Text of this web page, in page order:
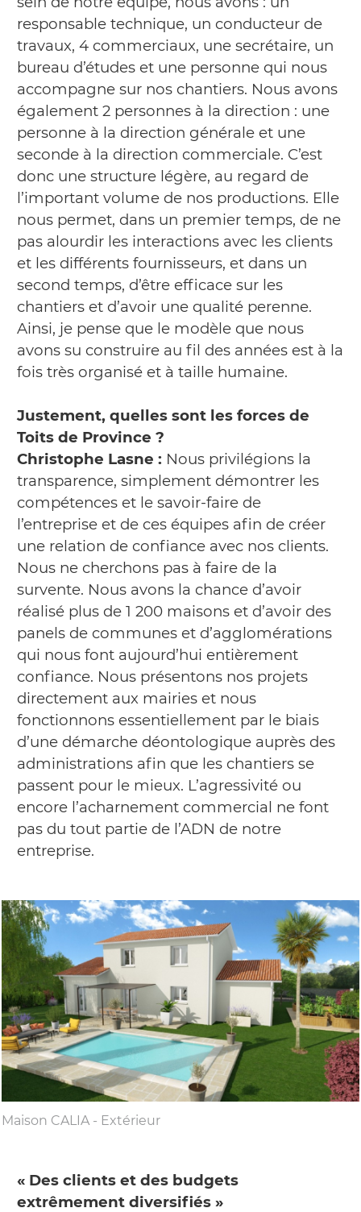
responsable technique, un conducteur de
travaux, 4 commerciaux, une secrétaire, un
bureau d’études et une personne qui nous
accompagne sur nos chantiers. Nous avons
également 2 personnes à la direction : une
personne à la direction générale et une
seconde à la direction commerciale. C’est
donc une structure légère, au regard de
l’important volume de nos productions. Elle
nous permet, dans un premier temps, de ne
pas alourdir les interactions avec les clients
et les différents fournisseurs, et dans un
second temps, d’être efficace sur les
chantiers et d’avoir une qualité perenne.
Ainsi, je pense que le modèle que nous
avons su construire au fil des années est à la
fois très organisé et à taille humaine.
Justement, quelles sont les forces de
Toits de Province ?
Christophe Lasne : Nous privilégions la
transparence, simplement démontrer les
compétences et le savoir-faire de
l’entreprise et de ces équipes afin de créer
une relation de confiance avec nos clients.
Nous ne cherchons pas à faire de la
survente. Nous avons la chance d’avoir
réalisé plus de 1 200 maisons et d’avoir des
panels de communes et d’agglomérations
qui nous font aujourd’hui entièrement
confiance. Nous présentons nos projets
directement aux mairies et nous
fonctionnons essentiellement par le biais
d’une démarche déontologique auprès des
administrations afin que les chantiers se
passent pour le mieux. L’agressivité ou
encore l’acharnement commercial ne font
pas du tout partie de l’ADN de notre
entreprise.
Maison CALIA - Extérieur
« Des clients et des budgets
extrêmement diversifiés »